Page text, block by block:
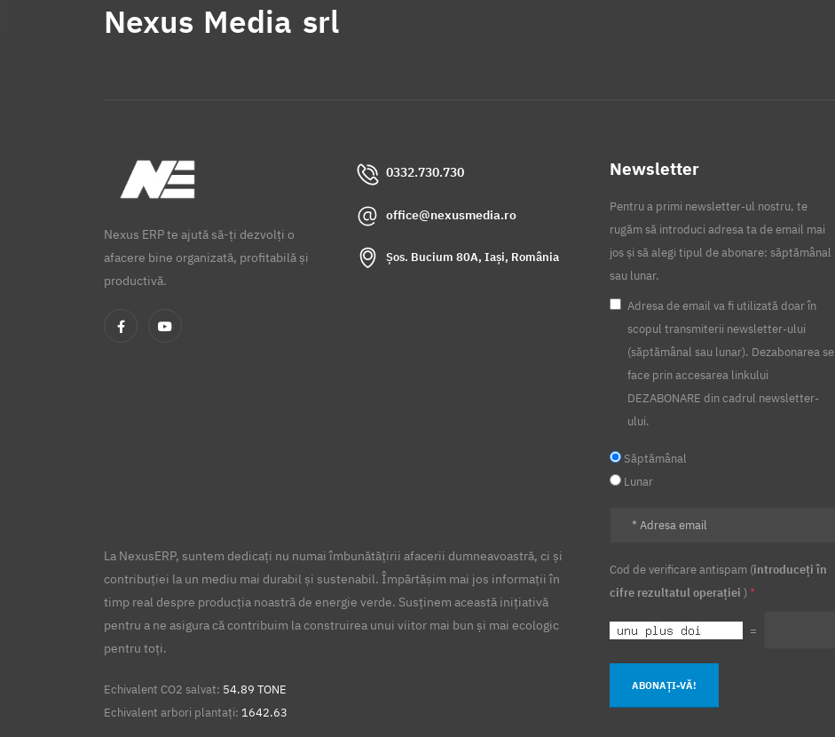
Nexus Media srl
Nexus ERP te ajută să-ți dezvolți o
afacere bine organizată, profitabilă și
productivă.
0332.730.730
office@nexusmedia.ro
Șos. Bucium 80A, Iași, România
Newsletter
Pentru a primi newsletter-ul nostru, te
rugăm să introduci adresa ta de email mai
jos și să alegi tipul de abonare: săptămânal
sau lunar.
Adresa de email va fi utilizată doar în
scopul transmiterii newsletter-ului
(săptămânal sau lunar). Dezabonarea se
face prin accesarea linkului
DEZABONARE din cadrul newsletter-
ului.
Săptămânal
Lunar
Cod de verificare antispam (introduceți în
cifre rezultatul operației ) *
=
ABONAȚI-VĂ!
La NexusERP, suntem dedicați nu numai îmbunătățirii afacerii dumneavoastră, ci și
contribuției la un mediu mai durabil și sustenabil. Împărtășim mai jos informații în
timp real despre producția noastră de energie verde. Susținem această inițiativă
pentru a ne asigura că contribuim la construirea unui viitor mai bun și mai ecologic
pentru toți.
Echivalent CO2 salvat: 54.89 TONE
Echivalent arbori plantați: 1642.63